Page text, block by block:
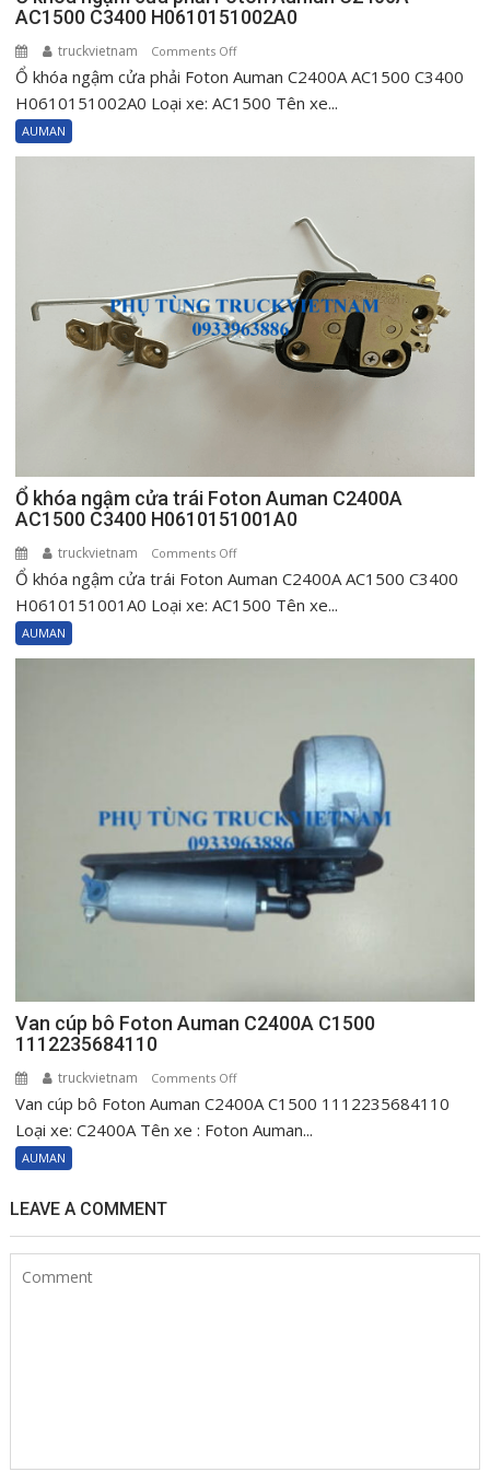
AC1500 C3400 H0610151002A0
truckvietnam Comments Offon
Ổ
khóa
H0610151002A0
Ổ khóa ngậm cửa phải Foton Auman C2400A AC1500 C3400
H0610151002A0 Loại xe: AC1500 Tên xe...
AUMAN
Ổ khóa ngậm cửa trái Foton Auman C2400A
AC1500 C3400 H0610151001A0
truckvietnam Comments Offon
Ổ
khóa
H0610151001A0
Ổ khóa ngậm cửa trái Foton Auman C2400A AC1500 C3400
H0610151001A0 Loại xe: AC1500 Tên xe...
AUMAN
Van cúp bô Foton Auman C2400A C1500
1112235684110
truckvietnam Comments Offon
Van
cúp
Van cúp bô Foton Auman C2400A C1500 1112235684110
Loại xe: C2400A Tên xe : Foton Auman...
AUMAN
LEAVE A COMMENT